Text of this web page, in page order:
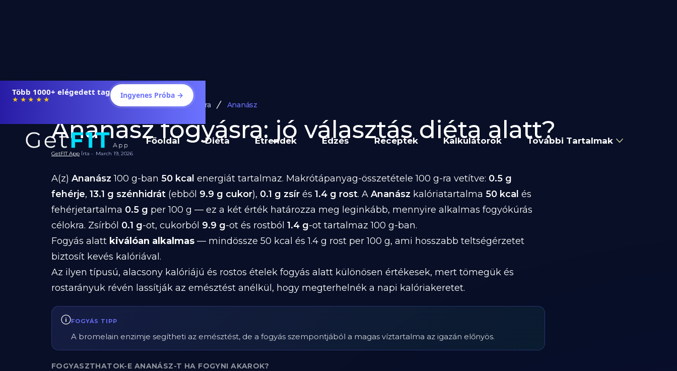
Több 1000+ elégedett tag
★★★★★ Ingyenes Próba →
Főoldal Diéta Étrendek Edzés Receptek Kalkulátorok További Tartalmak
Diéta és Étrend Ételek Fogyásra Ananász
Ananász fogyásra: jó választás diéta alatt?
GetFIT App Írta - March 19, 2026
A(z) Ananász 100 g-ban 50 kcal energiát tartalmaz. Makrótápanyag-összetétele 100 g-ra vetítve: 0.5 g
fehérje, 13.1 g szénhidrát (ebből 9.9 g cukor), 0.1 g zsír és 1.4 g rost. A Ananász kalóriatartalma 50 kcal és
fehérjetartalma 0.5 g per 100 g — ez a két érték határozza meg leginkább, mennyire alkalmas fogyókúrás
célokra. Zsírból 0.1 g-ot, cukorból 9.9 g-ot és rostból 1.4 g-ot tartalmaz 100 g-ban.
Fogyás alatt kiválóan alkalmas — mindössze 50 kcal és 1.4 g rost per 100 g, ami hosszabb teltségérzetet
biztosít kevés kalóriával.
Az ilyen típusú, alacsony kalóriájú és rostos ételek fogyás alatt különösen értékesek, mert tömegük és
rostarányuk révén lassítják az emésztést anélkül, hogy megterhelnék a napi kalóriakeretet.
FOGYÁS TIPP
A bromelain enzimje segítheti az emésztést, de a fogyás szempontjából a magas víztartalma az igazán előnyös.
FOGYASZTHATOK-E ANANÁSZ-T HA FOGYNI AKAROK?